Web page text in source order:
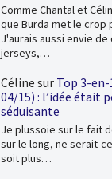
Comme Chantal et
que Burda met le crop
J'aurais aussi envie
jerseys,…
Céline sur Top 3-en-
04/15) : l’idée était
séduisante
Je plussoie sur le fait
sur le long, ne serait-
soit plus…